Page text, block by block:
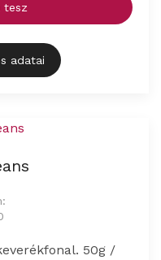
tesz
adatai
50g /